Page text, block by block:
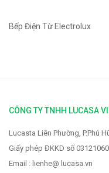
Bếp Điện Từ Electrolux
CÔNG TY TNHH LUCASA
Lucasta Liên Phường, P.Phú
Giấy phép ĐKKD số
Email : lienhe@ lucasa.vn